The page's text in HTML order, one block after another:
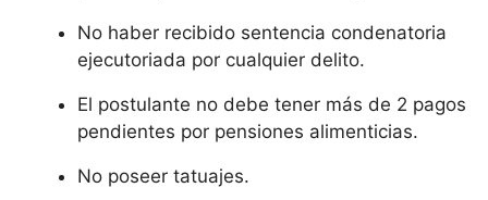
No haber recibido sentencia condenatoria
ejecutoriada por cualquier delito.
El postulante no debe tener más de 2 pagos
pendientes por pensiones alimenticias.
No poseer tatuajes.